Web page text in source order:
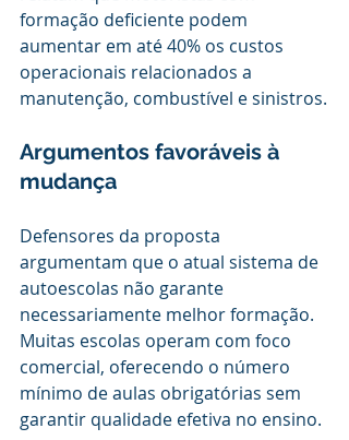
formação deficiente podem
aumentar em até 40% os custos
operacionais relacionados a
manutenção, combustível e sinistros.
Argumentos favoráveis à
mudança
Defensores da proposta
argumentam que o atual sistema de
autoescolas não garante
necessariamente melhor formação.
Muitas escolas operam com foco
comercial, oferecendo o número
mínimo de aulas obrigatórias sem
garantir qualidade efetiva no ensino.